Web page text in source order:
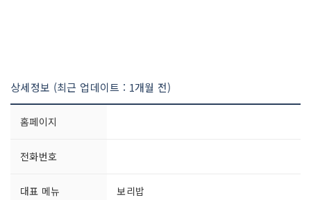
상세정보 (최근 업데이트 : 1개월 전)
홈페이지
전화번호
대표 메뉴 보리밥